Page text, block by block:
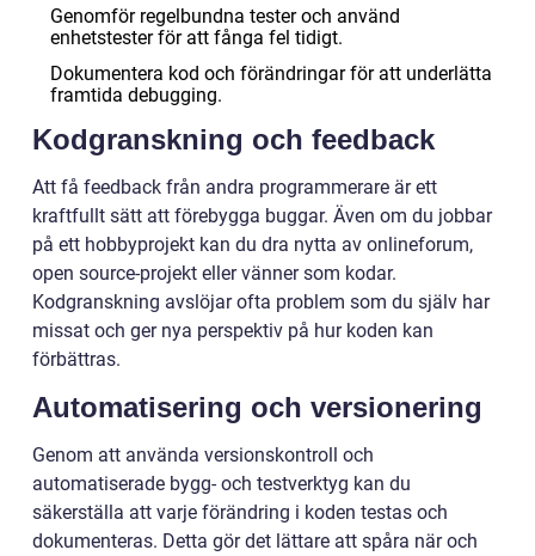
Genomför regelbundna tester och använd
enhetstester för att fånga fel tidigt.
Dokumentera kod och förändringar för att underlätta
framtida debugging.
Kodgranskning och feedback
Att få feedback från andra programmerare är ett
kraftfullt sätt att förebygga buggar. Även om du jobbar
på ett hobbyprojekt kan du dra nytta av onlineforum,
open source-projekt eller vänner som kodar.
Kodgranskning avslöjar ofta problem som du själv har
missat och ger nya perspektiv på hur koden kan
förbättras.
Automatisering och versionering
Genom att använda versionskontroll och
automatiserade bygg- och testverktyg kan du
säkerställa att varje förändring i koden testas och
dokumenteras. Detta gör det lättare att spåra när och